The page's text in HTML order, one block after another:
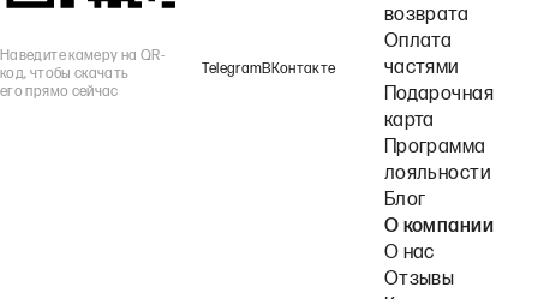
Наведите камеру на QR-
код, чтобы скачать
его прямо сейчас
TelegramВКонтакте
возврата
Оплата
частями
Подарочная
карта
Программа
лояльности
Блог
О компании
О нас
Отзывы